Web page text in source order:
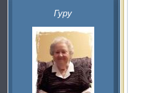
Гуру